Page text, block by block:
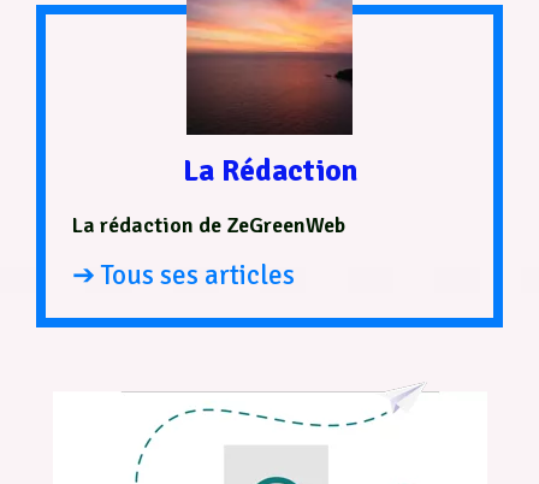
La Rédaction
La rédaction de ZeGreenWeb
➔ Tous ses articles